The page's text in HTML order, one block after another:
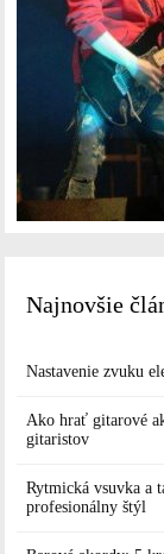
Najnovšie
Nastavenie zvuku
Ako hrať gitarové
gitaristov
Rytmická vsuvka a
profesionálny štýl